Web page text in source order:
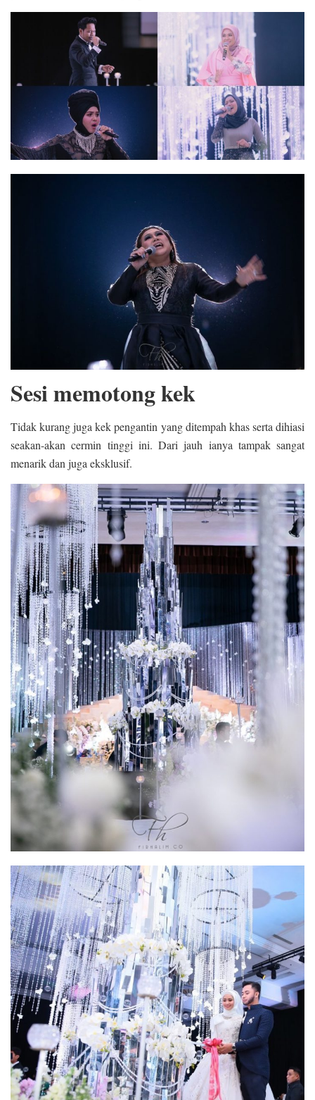
Sesi memotong kek
Tidak kurang juga kek pengantin yang ditempah khas serta dihiasi
seakan-akan cermin tinggi ini. Dari jauh ianya tampak sangat
menarik dan juga eksklusif.